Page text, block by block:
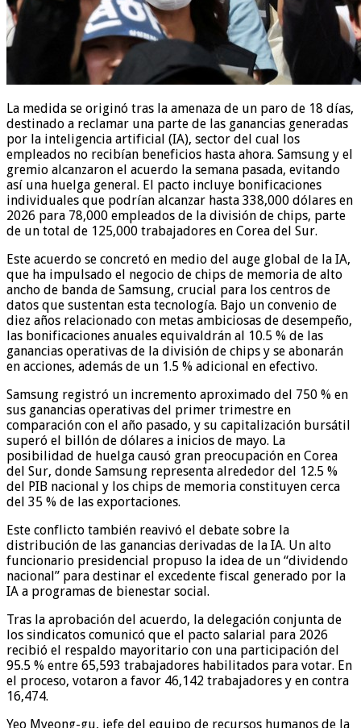
La medida se originó tras la amenaza de un paro de 18 días,
destinado a reclamar una parte de las ganancias generadas
por la inteligencia artificial (IA), sector del cual los
empleados no recibían beneficios hasta ahora. Samsung y el
gremio alcanzaron el acuerdo la semana pasada, evitando
así una huelga general. El pacto incluye bonificaciones
individuales que podrían alcanzar hasta 338,000 dólares en
2026 para 78,000 empleados de la división de chips, parte
de un total de 125,000 trabajadores en Corea del Sur.
Este acuerdo se concretó en medio del auge global de la IA,
que ha impulsado el negocio de chips de memoria de alto
ancho de banda de Samsung, crucial para los centros de
datos que sustentan esta tecnología. Bajo un convenio de
diez años relacionado con metas ambiciosas de desempeño,
las bonificaciones anuales equivaldrán al 10.5 % de las
ganancias operativas de la división de chips y se abonarán
en acciones, además de un 1.5 % adicional en efectivo.
Samsung registró un incremento aproximado del 750 % en
sus ganancias operativas del primer trimestre en
comparación con el año pasado, y su capitalización bursátil
superó el billón de dólares a inicios de mayo. La
posibilidad de huelga causó gran preocupación en Corea
del Sur, donde Samsung representa alrededor del 12.5 %
del PIB nacional y los chips de memoria constituyen cerca
del 35 % de las exportaciones.
Este conflicto también reavivó el debate sobre la
distribución de las ganancias derivadas de la IA. Un alto
funcionario presidencial propuso la idea de un “dividendo
nacional” para destinar el excedente fiscal generado por la
IA a programas de bienestar social.
Tras la aprobación del acuerdo, la delegación conjunta de
los sindicatos comunicó que el pacto salarial para 2026
recibió el respaldo mayoritario con una participación del
95.5 % entre 65,593 trabajadores habilitados para votar. En
el proceso, votaron a favor 46,142 trabajadores y en contra
16,474.
Yeo Myeong-gu, jefe del equipo de recursos humanos de la